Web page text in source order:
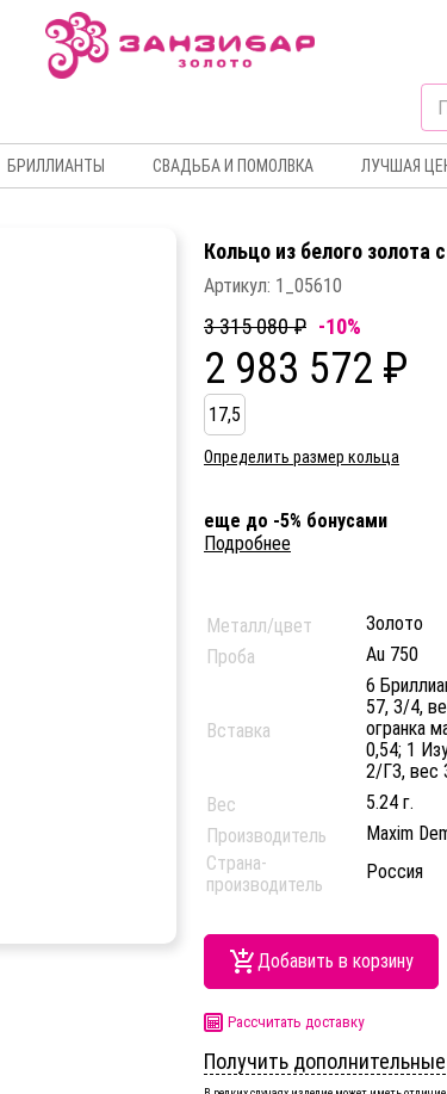
БРИЛЛИАНТЫ СВАДЬБА И ПОМОЛВКА ЛУЧШАЯ
Кольцо из белого золота
Артикул: 1_05610
3 315 080 ₽ -10%
2 983 572 ₽
17,5
Определить размер кольца
еще до -5% бонусами
Подробнее
Металл/цвет
Золото
Проба
Au 750
Вставка
6
57, 3/4,
огранка
0,54; 1
2/Г3, вес
Вес
5.24 г.
Производитель
Maxim
Страна-
производитель
Россия
Добавить в корзину
Рассчитать доставку
Получить